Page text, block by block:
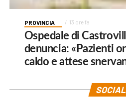
PROVINCIA 13 ore fa
Ospedale di
denuncia: «Pazienti
caldo e attese
SOCIAL